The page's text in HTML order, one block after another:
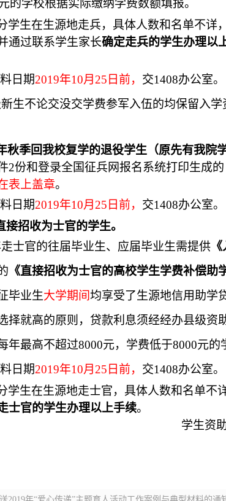
的学校根据实际缴纳学费数额填报。
学生在生源地走兵，具体人数和名单不
通过联系学生家长确定走兵的学生办理以
日期2019年10月25日前， 交1408办公室。
生不论交没交学费参军入伍的均保留入学
秋季回我校复学的退役学生（原先有我院学
2份和登录全国征兵网报名系统打印生成的
表上盖章。
日期2019年10月25日前， 交1408办公室。
招收为士官的学生。
士官的往届毕业生、应届毕业生需提供
《直接招收为士官的高校学生学费补偿助
毕业生大学期间 均享受了生源地信用助学
择就高的原则，贷款利息须经经办县级
年最高不超过8000元，学费低于8000元的
日期2019年10月25 日前， 交1408办公室。
学生在生源地走士官，具体人数和名单
士官的学生办理以上手续。
学生资